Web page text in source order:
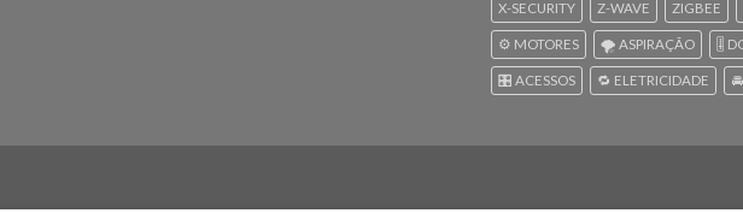
X-SECURITY Z-WAVE ZIGBEE
⚙️ MOTORES 🌪️ ASPIRAÇÃO 🎚️
🎛️ ACESSOS 🔁 ELETRICIDADE